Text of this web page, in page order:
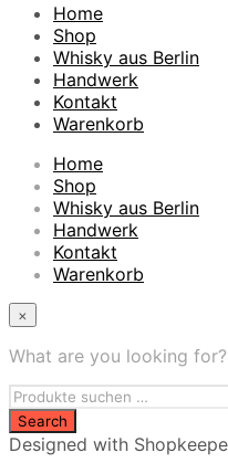
Home
Shop
Whisky aus Berlin
Handwerk
Kontakt
Warenkorb
Home
Shop
Whisky aus Berlin
Handwerk
Kontakt
Warenkorb
×
What are you looking for?
Designed with